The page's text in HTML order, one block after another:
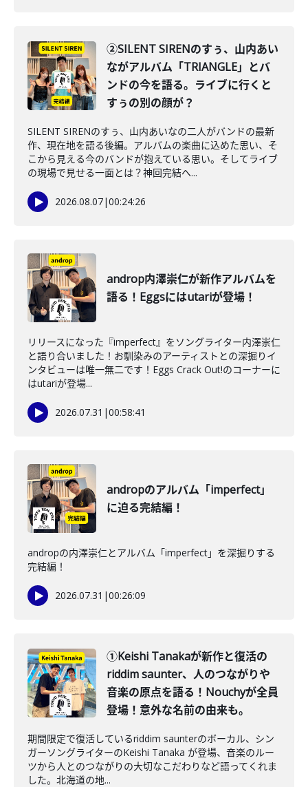
②SILENT SIRENのすぅ、山内あい
ながアルバム「TRIANGLE」とバ
ンドの今を語る。ライブに行くと
すぅの別の顔が？
SILENT SIRENのすぅ、山内あいなの二人がバンドの最新
作、現在地を語る後編。アルバムの楽曲に込めた思い、そ
こから見える今のバンドが抱えている思い。そしてライブ
の現場で見せる一面とは？神回完結へ...
2026.08.07|00:24:26
androp内澤崇仁が新作アルバムを
語る！Eggsにはutariが登場！
リリースになった『imperfect』をソングライター内澤崇仁
と語り合いました！お馴染みのアーティストとの深掘りイ
ンタビューは唯一無二です！Eggs Crack Out!のコーナーに
はutariが登場...
2026.07.31 |00:58:41
andropのアルバム「imperfect」
に迫る完結編！
andropの内澤崇仁とアルバム「imperfect」を深掘りする
完結編！
2026.07.31 |00:26:09
①Keishi Tanakaが新作と復活の
riddim saunter、人のつながりや
音楽の原点を語る！Nouchyが全員
登場！意外な名前の由来も。
期間限定で復活しているriddim saunterのボーカル、シン
ガーソングライターのKeishi Tanaka が登場、音楽のルー
ツから人とのつながりの大切なこだわりなど語ってくれま
した。北海道の地...